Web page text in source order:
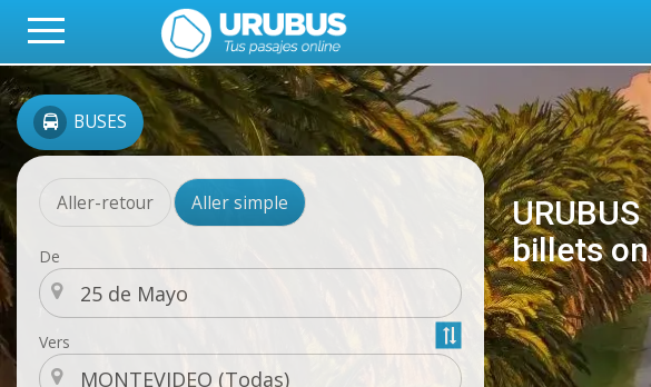
BUSES
Aller-retour Aller simple
De
Vers
billets